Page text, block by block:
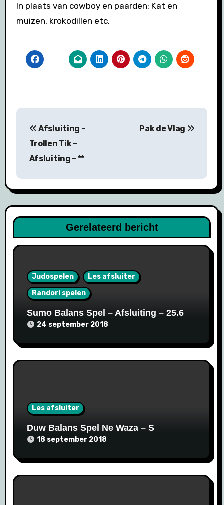
In plaats van cowboy en paarden: Kat en
muizen, krokodillen etc.
navigatie
Afsluiting –
Trollen Tik –
Afsluiting – **
Pak de Vlag
Gerelateerd bericht
Judospelen
Les afsluiter
Randori spelen
Sumo Balans Spel – Afsluiting – 25.6
24 september 2018
Les afsluiter
Duw Balans Spel Ne Waza – S
18 september 2018